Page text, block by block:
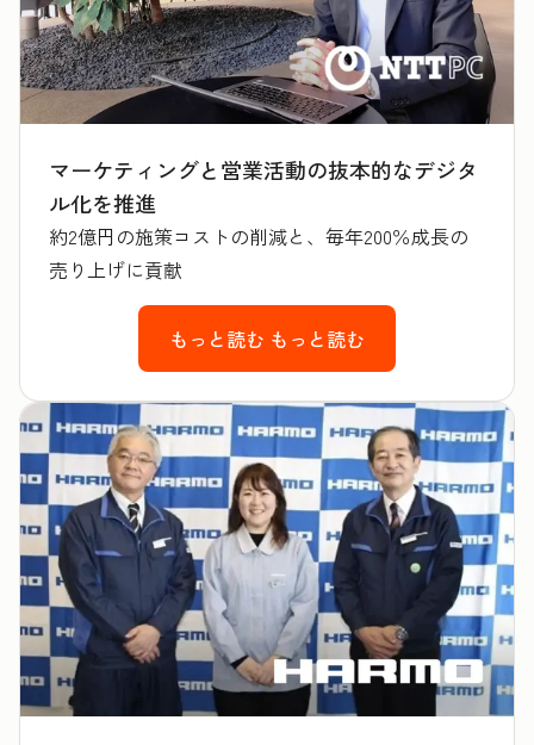
マーケティングと営業活動の抜本的なデジタ
ル化を推進
約2億円の施策コストの削減と、毎年200％成長の
売り上げに貢献
もっと読む もっと読む